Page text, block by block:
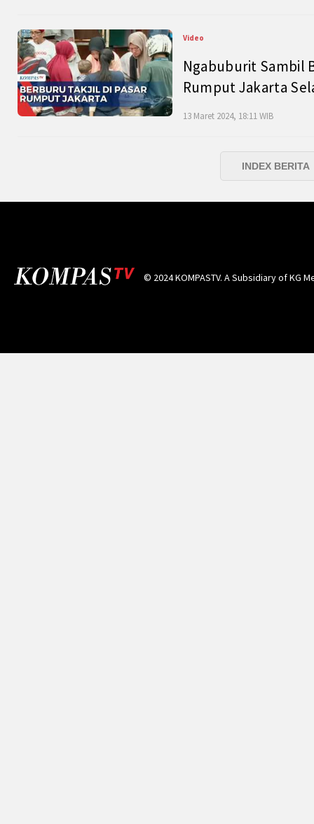
Video
Ngabuburit Sambil
Rumput Jakarta
13 Maret 2024, 18:11 WIB
INDEX BERITA
© 2024 KOMPASTV. A Subsidiary ofKG